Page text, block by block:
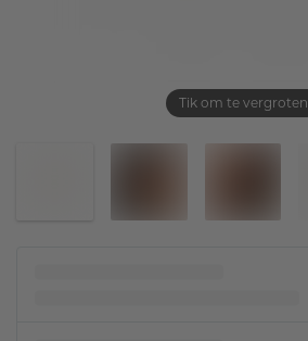
Tik om te vergroten